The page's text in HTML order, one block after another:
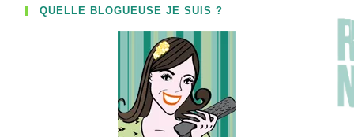
QUELLE BLOGUEUSE JE SUIS ?